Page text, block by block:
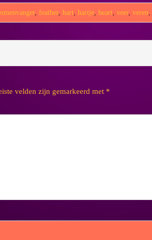
, feather,hart ,hartje ,heart ,veer,veren
velden zijn gemarkeerd met *